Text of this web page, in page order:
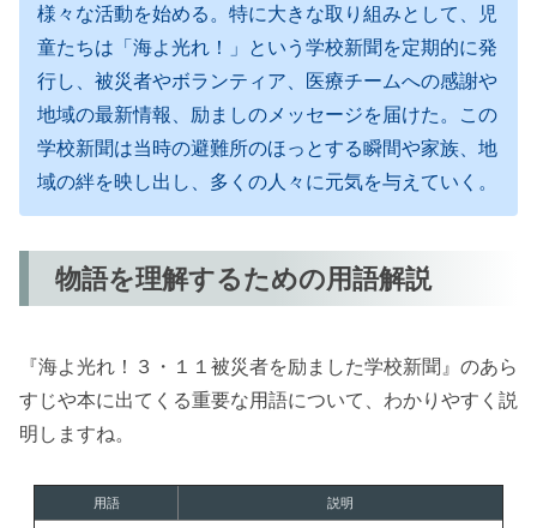
様々な活動を始める。特に大きな取り組みとして、児
童たちは「海よ光れ！」という学校新聞を定期的に発
行し、被災者やボランティア、医療チームへの感謝や
地域の最新情報、励ましのメッセージを届けた。この
学校新聞は当時の避難所のほっとする瞬間や家族、地
域の絆を映し出し、多くの人々に元気を与えていく。
物語を理解するための用語解説
『海よ光れ！３・１１被災者を励ました学校新聞』のあら
すじや本に出てくる重要な用語について、わかりやすく説
明しますね。
用語 説明